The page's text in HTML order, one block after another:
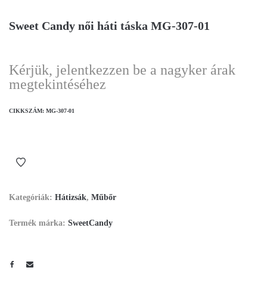
Sweet Candy női háti táska MG-307-01
Kérjük, jelentkezzen be a nagyker árak
megtekintéséhez
CIKKSZÁM: MG-307-01
Kategóriák: Hátizsák, Műbőr
Termék márka: SweetCandy